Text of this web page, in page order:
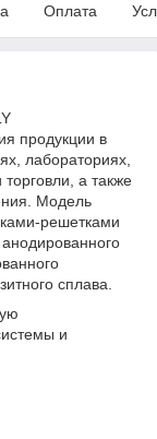
Оплата
продукции в
лабораториях,
а также
Модель
решетками
сплава.
и